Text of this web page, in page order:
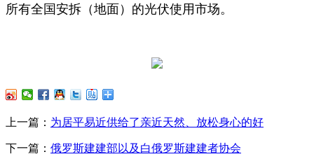
所有全国安拆（地面）的光伏使用市场。
上一篇： 为居平易近供给了亲近天然、放松身心的好
下一篇： 俄罗斯建建部以及白俄罗斯建建者协会